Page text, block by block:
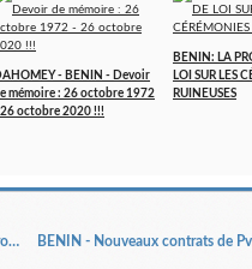
- BENIN - Devoir
mémoire : 26 octobre 1972
octobre 2020 !!!
BENIN: LA
LOI SUR LES
RUINEUSES
FACEBOOK : Conseils pour protéger votre e-réputation face aux recruteurs